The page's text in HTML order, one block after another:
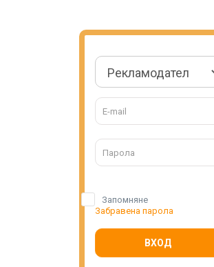
Запомняне
Забравена парола
ВХОД